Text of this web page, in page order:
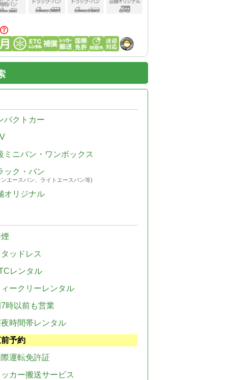
パクトカー
ミニバン・ワンボックス
ック・バン
エースバン、ライトエースバン等)
オリジナル
ッドレス
レンタル
ークリーレンタル
時以前も営業
時間帯レンタル
予約
運転免許証
カー搬送サービス